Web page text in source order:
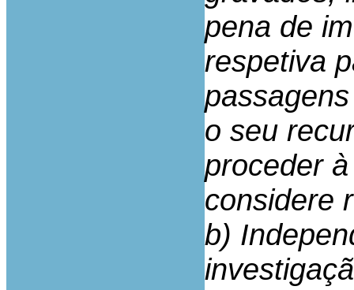
pena de
respetiva
o seu
proceder
considere
b)